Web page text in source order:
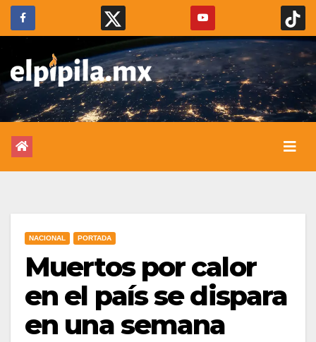
NACIONAL PORTADA
Muertos por calor
en el país se dispara
en una semana